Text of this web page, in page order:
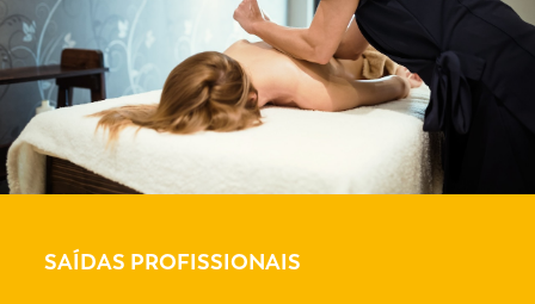
SAÍDAS PROFISSIONAIS